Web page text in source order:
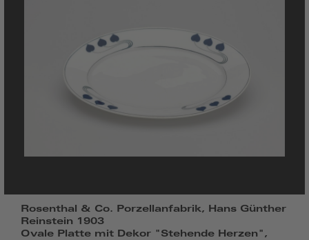
Rosenthal & Co. Porzellanfabrik, Hans Günther
Reinstein 1903
Ovale Platte mit Dekor "Stehende Herzen",